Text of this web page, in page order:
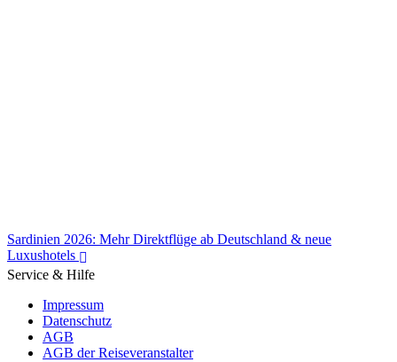
Sardinien 2026: Mehr Direktflüge ab Deutschland & neue
Luxushotels
Service & Hilfe
Impressum
Datenschutz
AGB
AGB der Reiseveranstalter